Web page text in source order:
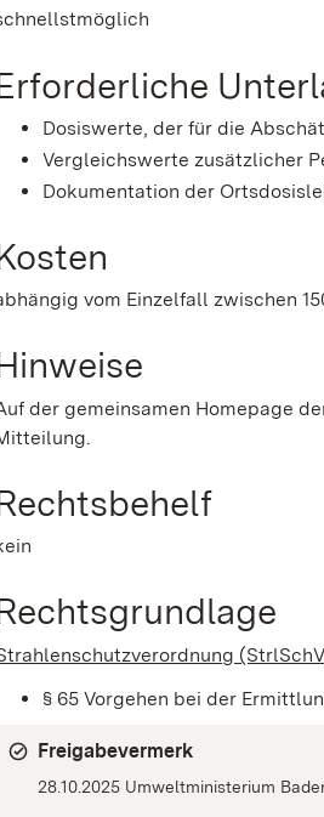
Dosiswerte, der für die
Vergleichswerte zusätzlicher
Dokumentation der
vom Einzelfall zwischen
der gemeinsamen Homepage
§ 65 Vorgehen bei der
Freigabevermerk
28.10.2025 Umweltministerium